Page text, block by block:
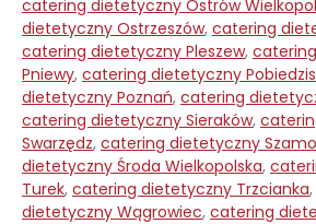
catering dietetyczny Ostrów
dietetyczny Ostrzeszów, catering
catering dietetyczny Pleszew,
Pniewy, catering dietetyczny
dietetyczny Poznań, catering
catering dietetyczny Sieraków,
Swarzędz, catering dietetyczny
dietetyczny Środa Wielkopolska,
Turek, catering dietetyczny Trzcianka,
dietetyczny Wągrowiec, catering